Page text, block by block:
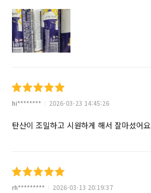
hi******** 2026-03-23 14:45:26
탄산이 조밀하고 시원하게 해서 잘마셨어요
rh********* 2026-03-13 20:19:37